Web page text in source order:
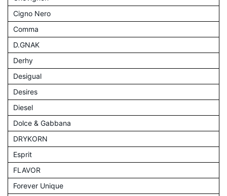
Cigno Nero
Comma
D.GNAK
Derhy
Desigual
Desires
Diesel
Dolce & Gabbana
DRYKORN
Esprit
FLAVOR
Forever Unique